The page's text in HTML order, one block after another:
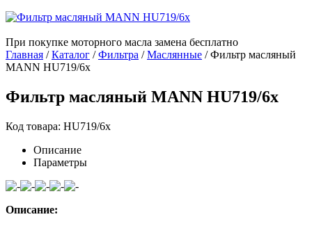
При покупке моторного масла замена бесплатно
Главная /Каталог /Фильтра /Маслянные /Фильтр масляный
MANN HU719/6x
Фильтр масляный MANN HU719/6x
Код товара: HU719/6x
Описание
Параметры
Описание: